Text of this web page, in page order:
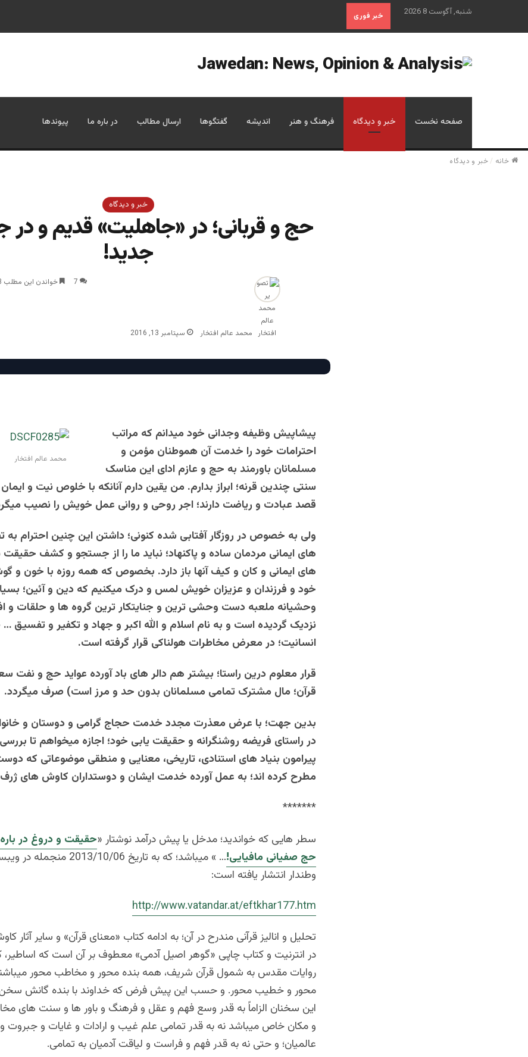
شنبه, آگوست 8 2026 خبر فوری
صفحه نخست خبر و دیدگاه فرهنگ و هنر اندیشه گفتگوها ارسال مطالب در باره ما پیوندها
خانه /خبر و دیدگاه
خبر و دیدگاه
حج و قربانی؛ در «جاهلیت» قدیم و در
جدید!
محمد عالم افتخار سپتامبر 13, 2016
7 خواندن این مطلب 13 دقیقه زمان میبرد
محمد عالم افتخار
پیشاپیش وظیفه وجدانی خود میدانم که مراتب
احترامات خود را خدمت آن هموطنان مؤمن و
مسلمانان باورمند به حج و عازم ادای این مناسک
سنتی چندین قرنه؛ ابراز بدارم. من یقین دارم آنانکه با خلوص نیت و ایمان
قصد عبادت و ریاضت دارند؛ اجر روحی و روانی عمل خویش را نصیب
ولی به خصوص در روزگار آفتابی شده کنونی؛ داشتن این چنین احترام به
های ایمانی مردمان ساده و پاکنهاد؛ نباید ما را از جستجو و کشف حقیقت
های ایمانی و کان و کیف آنها باز دارد. بخصوص که همه روزه با خون و
خود و فرزندان و عزیزان خویش لمس و درک میکنیم که دین و آئین؛
وحشیانه ملعبه دست وحشی ترین و جنایتکار ترین گروه ها و حلقات و
نزدیک گردیده است و به نام اسلام و الله اکبر و جهاد و تکفیر و تفسیق
انسانیت؛ در معرض مخاطرات هولناکی قرار گرفته است.
قرار معلوم درین راستا؛ بیشتر هم دالر های باد آورده عواید حج و نفت
قرآن؛ مال مشترک تمامی مسلمانان بدون حد و مرز است) صرف میگردد.
بدین جهت؛ با عرض معذرت مجدد خدمت حجاج گرامی و دوستان و
در راستای فریضه روشنگرانه و حقیقت یابی خود؛ اجازه میخواهم تا بررسی
پیرامون بنیاد های استنادی، تاریخی، معنایی و منطقی موضوعاتی که
مطرح کرده اند؛ به عمل آورده خدمت ایشان و دوستداران کاوش های
*******
سطر هایی که خواندید؛ مدخل یا پیش درآمد نوشتار «حقیقت و دروغ در
حج صفیانی مافیایی!
… » میباشد؛ که به تاریخ 2013/10/
وطندار انتشار یافته است:
http://www.vatandar.at/eftkhar177.htm
تحلیل و انالیز قرآنی مندرح در آن؛ به ادامه کتاب «معنای قرآن» و سایر آثار
در انترنیت و کتاب چاپی «گوهر اصیل آدمی» معطوف بر آن است که اساطیر،
روایات مقدس به شمول قرآن شریف، همه بنده محور و مخاطب محور
محور و خطیب محور. و حسب این پیش فرض که خداوند با بنده گانش
این سخنان الزاماً به قدر وسع فهم و عقل و فرهنگ و باور ها و سنت های
و مکان خاص میباشد نه به قدر تمامی علم غیب و ارادات و غایات و جبروت و
عالمیان؛ و حتی نه به قدر فهم و فراست و لیاقت آدمیان به تمامی.